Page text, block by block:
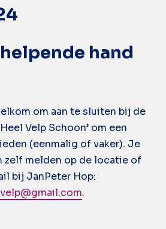
hand
om aan te sluiten bij de
Velp Schoon’ om een
(eenmalig of vaker). Je
zelf melden op de locatie of
bij JanPeter Hop:
.